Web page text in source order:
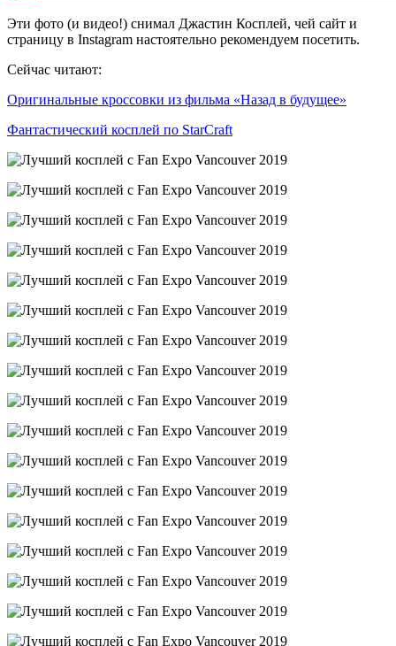
Эти фото (и видео!) снимал Джастин Косплей, чей сайт и
страницу в Instagram настоятельно рекомендуем посетить.
Сейчас читают:
Оригинальные кроссовки из фильма «Назад в будущее»
Фантастический косплей по StarCraft